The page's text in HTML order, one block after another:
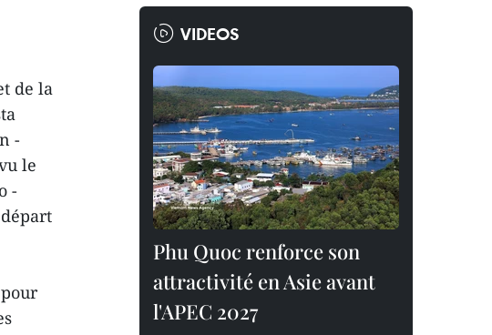
de la
-
le
-
VIDEOS
Phu Quoc renforce son
attractivité en Asie avant
l'APEC 2027